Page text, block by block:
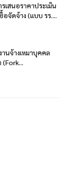
เสนอราคาประเมิน
จัดจ้าง (แบบ รร....
นจ้างเหมาบุคคล